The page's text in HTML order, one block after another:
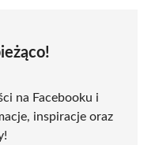
na Facebooku i
inspiracje oraz